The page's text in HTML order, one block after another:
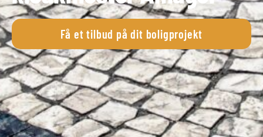
Få et tilbud på dit boligprojekt